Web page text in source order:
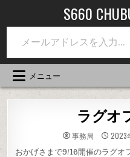
テ
へ
キ
S660
メールアドレスを入力...
メニュー
ラグオ
事務局 2023
おかげさまで9/16開催のラグオ